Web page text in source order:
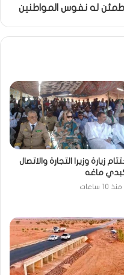
له نفوس المواطنين
زيارة وزيرا التجارة والاتصال
ماغه
منذ 10 ساعات